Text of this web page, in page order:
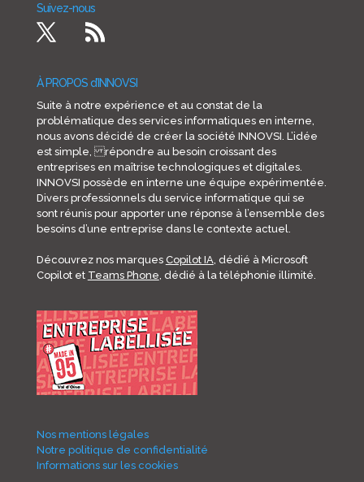
Suivez-nous
À PROPOS d’INNOVSI
Suite à notre expérience et au constat de la
problématique des services informatiques en interne,
nous avons décidé de créer la société INNOVSI. L’idée
est simple, répondre au besoin croissant des
entreprises en maîtrise technologiques et digitales.
INNOVSI possède en interne une équipe expérimentée.
Divers professionnels du service informatique qui se
sont réunis pour apporter une réponse à l’ensemble des
besoins d’une entreprise dans le contexte actuel.
Découvrez nos marques Copilot IA, dédié à Microsoft
Copilot et Teams Phone, dédié à la téléphonie illimité.
Nos mentions légales
Notre politique de confidentialité
Informations sur les cookies